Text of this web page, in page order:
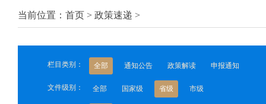
当前位置：首页 > 政策速递 >
栏目类别： 全部 通知公告 政策解读 申报通知
文件级别： 全部 国家级 省级 市级